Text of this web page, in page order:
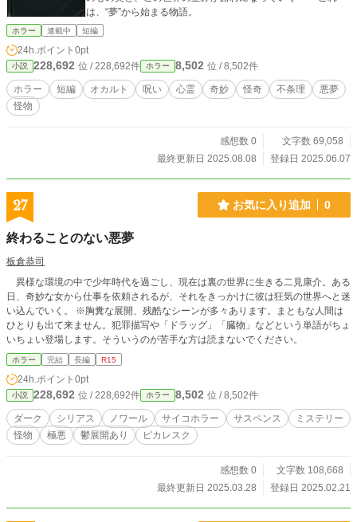
は、“夢”から始まる物語。
ホラー 連載中 短編
24h.ポイント 0pt
小説 228,692 位 / 228,692件 ホラー 8,502 位 / 8,502件
ホラー 短編 オカルト 呪い 心霊 奇妙 怪奇 不条理
悪夢
怪物
感想数 0
文字数 69,058
最終更新日 2025.08.08
登録日 2025.06.07
27 お気に入り追加 0
終わることのない悪夢
板倉恭司
異様な環境の中で少年時代を過ごし、現在は裏の世界に生きる二見康介。ある
日、奇妙な女から仕事を依頼されるが、それをきっかけに彼は狂気の世界へと迷
い込んでいく。 ※胸糞な展開、残酷なシーンが多々あります。まともな人間は
ひとりも出て来ません。犯罪描写や「ドラッグ」「臓物」などという単語がちょ
いちょい登場します。そういうのが苦手な方は読まないでください。
ホラー 完結 長編 R15
24h.ポイント 0pt
小説 228,692 位 / 228,692件 ホラー 8,502 位 / 8,502件
ダーク シリアス ノワール サイコホラー サスペンス
ミステリー
怪物
極悪 鬱展開あり ピカレスク
感想数 0
文字数 108,668
最終更新日 2025.03.28
登録日 2025.02.21